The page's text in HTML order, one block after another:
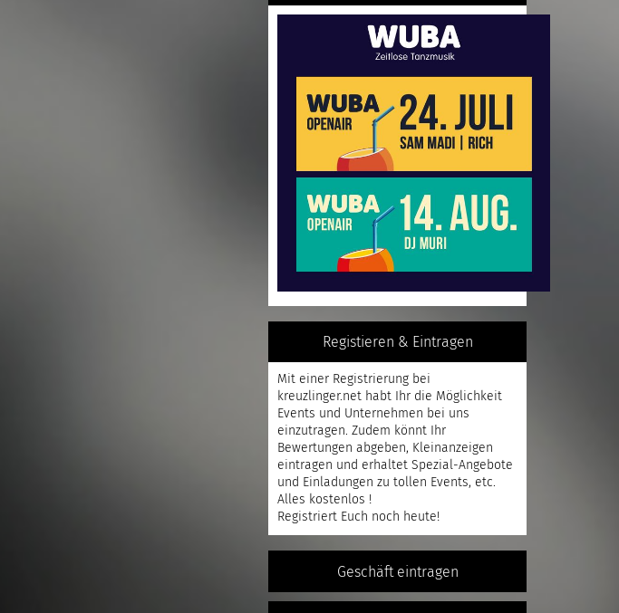
Registieren & Eintragen
Mit einer Registrierung bei
kreuzlinger.net habt Ihr die Möglichkeit
Events und Unternehmen bei uns
einzutragen. Zudem könnt Ihr
Bewertungen abgeben, Kleinanzeigen
eintragen und erhaltet Spezial-Angebote
und Einladungen zu tollen Events, etc.
Alles kostenlos !
Registriert Euch noch heute!
Geschäft eintragen